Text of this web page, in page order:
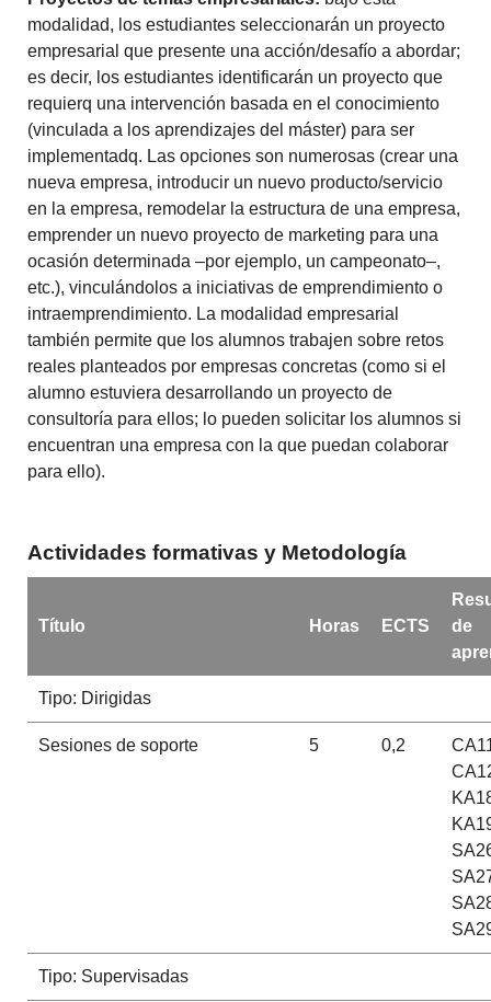
modalidad, los estudiantes seleccionarán un proyecto
empresarial que presente una acción/desafío a abordar;
es decir, los estudiantes identificarán un proyecto que
requierq una intervención basada en el conocimiento
(vinculada a los aprendizajes del máster) para ser
implementadq. Las opciones son numerosas (crear una
nueva empresa, introducir un nuevo producto/servicio
en la empresa, remodelar la estructura de una empresa,
emprender un nuevo proyecto de marketing para una
ocasión determinada –por ejemplo, un campeonato–,
etc.), vinculándolos a iniciativas de emprendimiento o
intraemprendimiento. La modalidad empresarial
también permite que los alumnos trabajen sobre retos
reales planteados por empresas concretas (como si el
alumno estuviera desarrollando un proyecto de
consultoría para ellos; lo pueden solicitar los alumnos si
encuentran una empresa con la que puedan colaborar
para ello).
Actividades formativas y Metodología
Título Horas ECTS
de
Tipo: Dirigidas
Sesiones de soporte 5 0,2
Tipo: Supervisadas